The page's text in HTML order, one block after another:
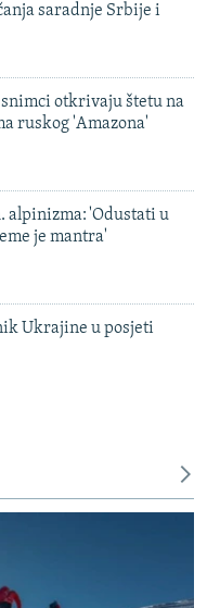
saradnje Srbije i
otkrivaju štetu na
ruskog 'Amazona'
alpinizma: 'Odustati u
je mantra'
Ukrajine u posjeti